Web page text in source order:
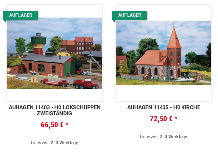
AUF LAGER
AUHAGEN 11403 - H0 LOKSCHUPPEN
ZWEISTÄNDIG
66,50 € *
Lieferzeit: 2 - 3 Werktage
AUF LAGER
AUHAGEN 11405 - H0 KIRCHE
72,50 € *
Lieferzeit: 2 - 3 Werktage